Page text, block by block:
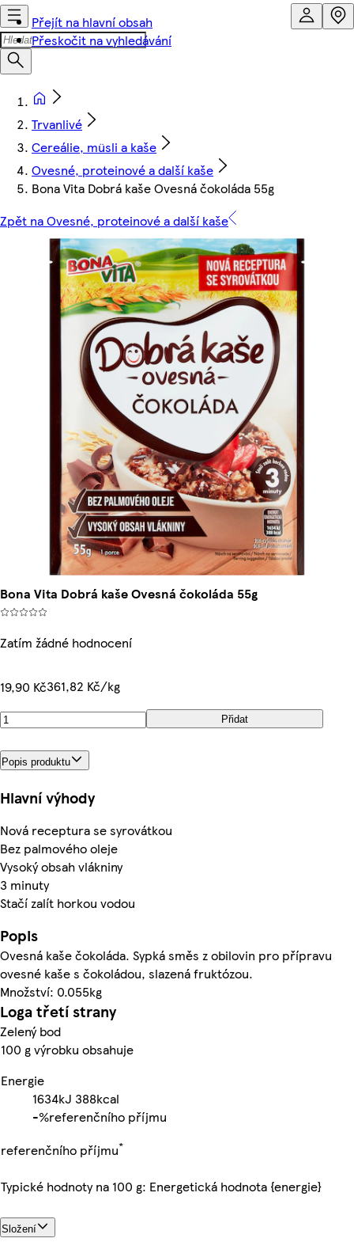
Přejít na hlavní obsah
Přeskočit na vyhledávání
Trvanlivé
Cereálie, müsli a kaše
Ovesné, proteinové a další kaše
Bona Vita Dobrá kaše Ovesná čokoláda 55g
Zpět na Ovesné, proteinové a další kaše
Bona Vita Dobrá kaše Ovesná čokoláda 55g
Zatím žádné hodnocení
19,90 Kč361,82 Kč/kg
Přidat
Popis produktu
Hlavní výhody
Nová receptura se syrovátkou
Bez palmového oleje
Vysoký obsah vlákniny
3 minuty
Stačí zalít horkou vodou
Popis
Ovesná kaše čokoláda. Sypká směs z obilovin pro přípravu
ovesné kaše s čokoládou, slazená fruktózou.
Množství: 0.055kg
Loga třetí strany
Zelený bod
100 g výrobku obsahuje
Energie
1634kJ 388kcal
-%referenčního příjmu
referenčního příjmu*
Typické hodnoty na 100 g: Energetická hodnota {energie}
Složení